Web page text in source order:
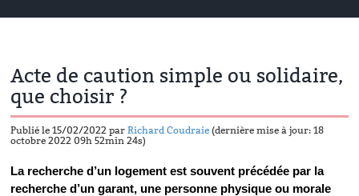
Acte de caution simple ou solidaire,
que choisir ?
Publié le 15/02/2022 parRichard Coudraie (dernière mise à jour: 18
octobre 2022 09h 52min 24s)
La recherche d’un logement est souvent précédée par la
recherche d’un garant, une personne physique ou morale